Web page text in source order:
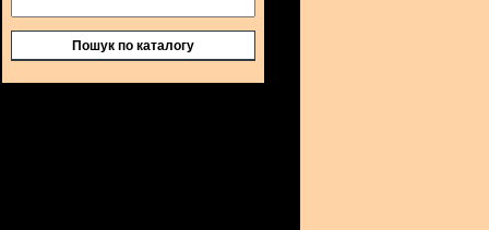
Пошук по каталогу